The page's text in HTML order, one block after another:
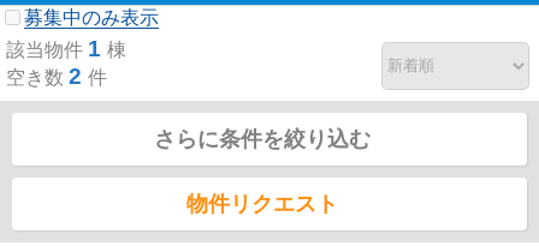
募集中のみ表示
該当物件 1 棟
空き数 2 件
さらに条件を絞り込む
物件リクエスト